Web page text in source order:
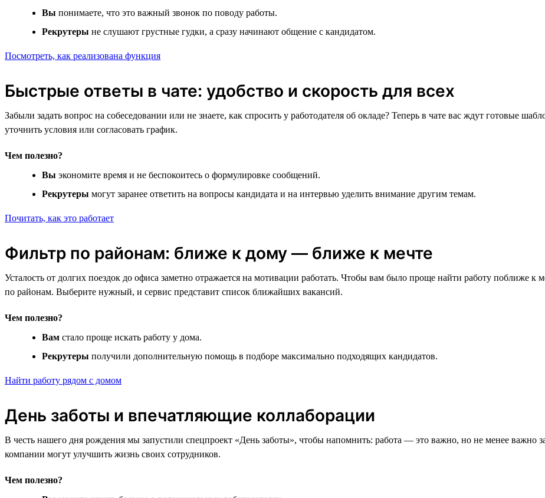
Вы понимаете, что это важный звонок по поводу работы.
Рекрутеры не слушают грустные гудки, а сразу начинают общение с кандидатом.
Посмотреть, как реализована функция
Быстрые ответы в чате: удобство и скорость для всех
Забыли задать вопрос на собеседовании или не знаете, как спросить у работодателя об окладе? Теперь в чате вас ждут готовые
уточнить условия или согласовать график.
Чем полезно?
Вы экономите время и не беспокоитесь о формулировке сообщений.
Рекрутеры могут заранее ответить на вопросы кандидата и на интервью уделить внимание другим темам.
Почитать, как это работает
Фильтр по районам: ближе к дому — ближе к мечте
Усталость от долгих поездок до офиса заметно отражается на мотивации работать. Чтобы вам было проще найти работу поближе к
по районам. Выберите нужный, и сервис представит список ближайших вакансий.
Чем полезно?
Вам стало проще искать работу у дома.
Рекрутеры получили дополнительную помощь в подборе максимально подходящих кандидатов.
Найти работу рядом с домом
День заботы и впечатляющие коллаборации
В честь нашего дня рождения мы запустили спецпроект «День заботы», чтобы напомнить: работа — это важно, но не менее важно
компании могут улучшить жизнь своих сотрудников.
Чем полезно?